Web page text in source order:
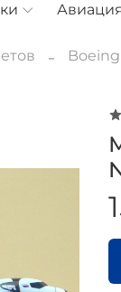
Boeing